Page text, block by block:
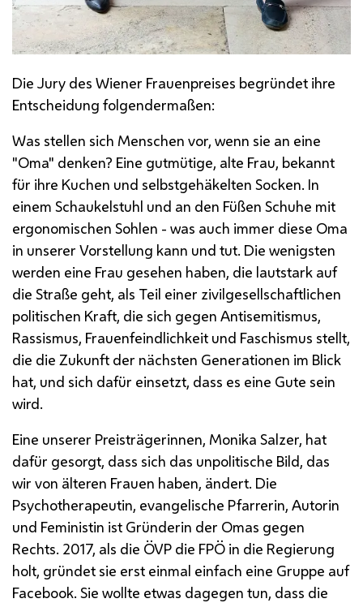
Die Jury des Wiener Frauenpreises begründet ihre
Entscheidung folgendermaßen:
Was stellen sich Menschen vor, wenn sie an eine
"Oma" denken? Eine gutmütige, alte Frau, bekannt
für ihre Kuchen und selbstgehäkelten Socken. In
einem Schaukelstuhl und an den Füßen Schuhe mit
ergono­mischen Sohlen - was auch immer diese Oma
in unserer Vorstellung kann und tut. Die wenigsten
werden eine Frau gesehen haben, die lautstark auf
die Straße geht, als Teil einer zivilgesellschaftlichen
politischen Kraft, die sich gegen Antisemitismus,
Rassismus, Frauenfeindlichkeit und Faschismus stellt,
die die Zukunft der nächsten Generationen im Blick
hat, und sich dafür einsetzt, dass es eine Gute sein
wird.
Eine unserer Preisträgerinnen, Monika Salzer, hat
dafür gesorgt, dass sich das unpolitische Bild, das
wir von älteren Frauen haben, ändert. Die
Psychotherapeutin, evangelische Pfarrerin, Autorin
und Feministin ist Gründerin der Omas gegen
Rechts. 2017, als die ÖVP die FPÖ in die Regierung
holt, gründet sie erst einmal einfach eine Gruppe auf
Facebook. Sie wollte etwas dagegen tun, dass die